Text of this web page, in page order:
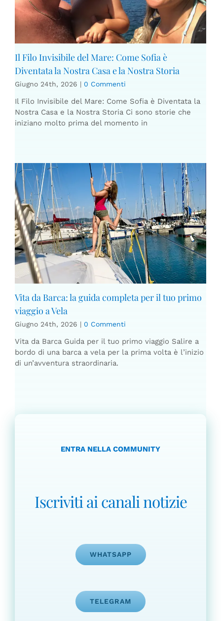
Il Filo Invisibile del Mare: Come Sofia è
Diventata la Nostra Casa e la Nostra Storia
Giugno 24th, 2026 | 0 Commenti
Il Filo Invisibile del Mare: Come Sofia è Diventata la
Nostra Casa e la Nostra Storia Ci sono storie che
iniziano molto prima del momento in
Vita da Barca: la guida completa per il tuo primo
viaggio a Vela
Giugno 24th, 2026 | 0 Commenti
Vita da Barca Guida per il tuo primo viaggio Salire a
bordo di una barca a vela per la prima volta è l’inizio
di un’avventura straordinaria.
ENTRA NELLA COMMUNITY
Iscriviti ai canali notizie
WHATSAPP
TELEGRAM